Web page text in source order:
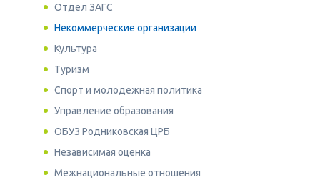
Отдел ЗАГС
Некоммерческие организации
Культура
Туризм
Спорт и молодежная политика
Управление образования
ОБУЗ Родниковская ЦРБ
Независимая оценка
Межнациональные отношения